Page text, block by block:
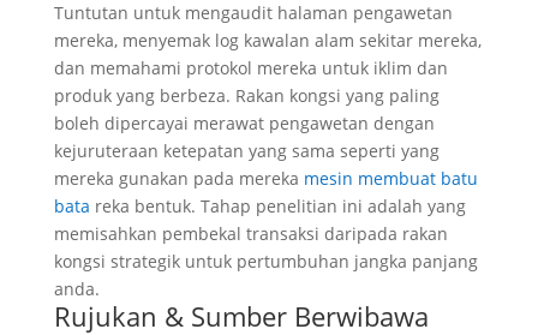
Tuntutan untuk mengaudit halaman pengawetan
mereka, menyemak log kawalan alam sekitar mereka,
dan memahami protokol mereka untuk iklim dan
produk yang berbeza. Rakan kongsi yang paling
boleh dipercayai merawat pengawetan dengan
kejuruteraan ketepatan yang sama seperti yang
mereka gunakan pada mereka mesin membuat batu
bata reka bentuk. Tahap penelitian ini adalah yang
memisahkan pembekal transaksi daripada rakan
kongsi strategik untuk pertumbuhan jangka panjang
anda.
Rujukan & Sumber Berwibawa